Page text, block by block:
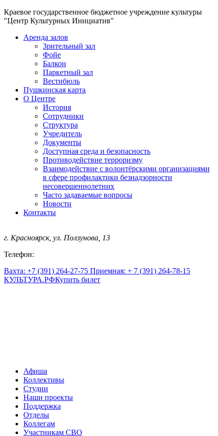
Краевое государственное бюджетное учреждение культуры
"Центр Культурных Инициатив"
Аренда залов
Зрительный зал
Фойе
Балкон
Паркетный зал
Вестибюль
Пушкинская карта
О Центре
История
Сотрудники
Структура
Учредитель
Документы
Доступная среда и безопасность
Противодействие терроризму
Взаимодействие с волонтёрскими организациями
в сфере профилактики безнадзорности
несовершеннолетних
Часто задаваемые вопросы
Новости
Контакты
г. Красноярск, ул. Ползунова, 13
Телефон:
Вахта: +7 (391) 264-27-75 Приемная: + 7 (391) 264-78-15
КУЛЬТУРА.РФКупить билет
Афиша
Коллективы
Студии
Наши проекты
Поддержка
Отделы
Коллегам
Участникам СВО